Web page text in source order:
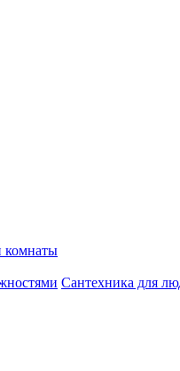
комнаты
Сантехника для